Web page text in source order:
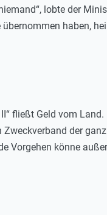
lobte der
haben,
fließt Geld vom
der
Vorgehen könne